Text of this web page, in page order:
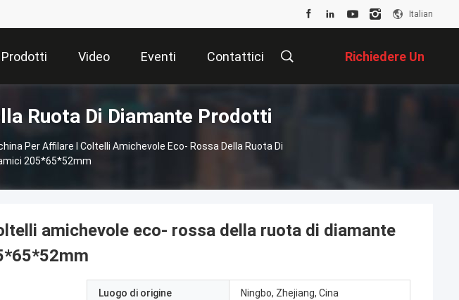
Italian
Prodotti Video Eventi Contattici Richiedere Un
Preventivo
Ruota Di Diamante Prodotti
Per Affilare I Coltelli Amichevole Eco- Rossa Della Ruota Di
205*65*52mm
amichevole eco- rossa della ruota di diamante
Luogo di origine Ningbo, Zhejiang, Cina